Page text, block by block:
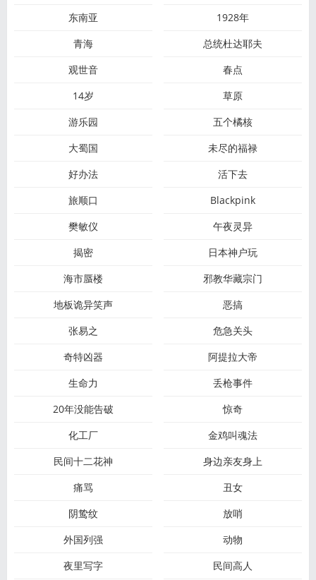
东南亚
1928年
青海
总统杜达耶夫
观世音
春点
14岁
草原
游乐园
五个橘核
大蜀国
未尽的福禄
好办法
活下去
旅顺口
Blackpink
樊敏仪
午夜灵异
揭密
日本神户玩
海市蜃楼
邪教华藏宗门
地板诡异笑声
恶搞
张易之
危急关头
奇特凶器
阿提拉大帝
生命力
丢枪事件
20年没能告破
惊奇
化工厂
金鸡叫魂法
民间十二花神
身边亲友身上
痛骂
丑女
阴鸷纹
放哨
外国列强
动物
夜里写字
民间高人